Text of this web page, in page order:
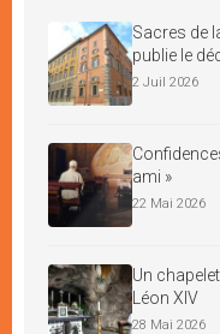
Sacres de
publie le
2 Juil 2026
ami »
22 Mai 2026
Un
Léon XIV
28 Mai 2026